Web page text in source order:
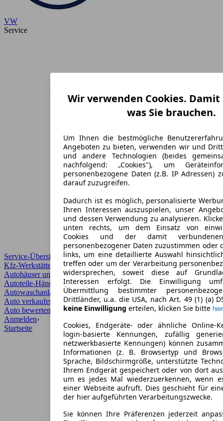
VW
Service
Service-Übersicht
Kfz-Werkstätten
Autohäuser und Händler
Autoteile-Händler
Autowaschanlagen
Auto verkaufen
Auto bewerten
Anmelden›
Wir verwenden Cookies.
was Sie brauchen.
Um Ihnen die bestmögliche
Angeboten zu bieten, verwenden wir und
und andere Technologien (beides
nachfolgend: „Cookies"), um
personenbezogene Daten (z.B. IP Adressen)
darauf zuzugreifen.
Dadurch ist es möglich, personalisierte
Ihren Interessen auszuspielen, unser
und dessen Verwendung zu analysieren.
unten rechts, um dem Einsatz von
Cookies und der damit
personenbezogener Daten zuzustimmen oder
links, um eine detaillierte Auswahl
treffen oder um der Verarbeitung
widersprechen, soweit diese auf
Interessen erfolgt. Die Einwilligung
Übermittlung bestimmter
Drittländer, u.a. die USA, nach Art. 49 (1) (a)
keine Einwilligung erteilen, klicken Sie bitte hier
Cookies, Endgeräte- oder ähnliche Online-
login-basierte Kennungen, zufällig
netzwerkbasierte Kennungen) können
Informationen (z. B. Browsertyp und
Sprache, Bildschirmgröße, unterstützte
Ihrem Endgerät gespeichert oder von dort
um es jedes Mal wiederzuerkennen, wenn
einer Webseite aufruft. Dies geschieht für
der hier aufgeführten Verarbeitungszwecke.
Sie können Ihre Präferenzen jederzeit
Startseite